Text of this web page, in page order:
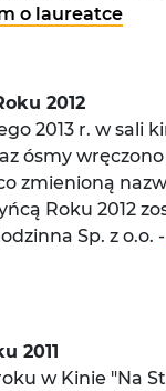
o laureatce
2012
2013 r. w sali
ósmy
zmienioną
Roku 2012
Sp. z o.o. -
2011
w Kinie "Na